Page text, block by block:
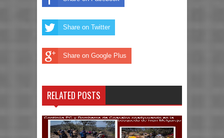
Share on Twitter
Share on Google Plus
RELATED POSTS